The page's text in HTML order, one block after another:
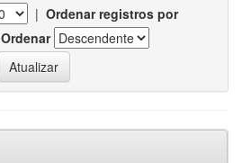
| Ordenar registros por
Ordenar